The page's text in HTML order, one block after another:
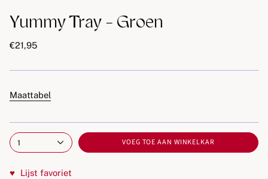
Yummy Tray - Groen
€21,95
Maattabel
1 VOEG TOE AAN WINKELKAR
♥ Lijst favoriet